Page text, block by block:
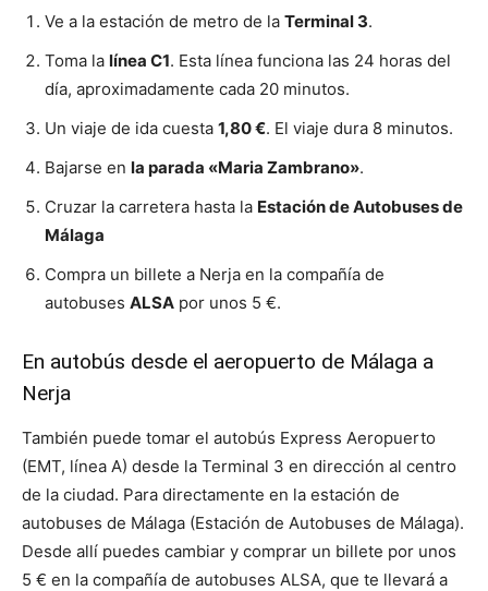
Ve a la estación de metro de la Terminal 3.
Toma la línea C1. Esta línea funciona las 24 horas del
día, aproximadamente cada 20 minutos.
Un viaje de ida cuesta 1,80 €. El viaje dura 8 minutos.
Bajarse en la parada «Maria Zambrano».
Cruzar la carretera hasta la Estación de Autobuses de
Málaga
Compra un billete a Nerja en la compañía de
autobuses ALSA por unos 5 €.
En autobús desde el aeropuerto de Málaga a
Nerja
También puede tomar el autobús Express Aeropuerto
(EMT, línea A) desde la Terminal 3 en dirección al centro
de la ciudad. Para directamente en la estación de
autobuses de Málaga (Estación de Autobuses de Málaga).
Desde allí puedes cambiar y comprar un billete por unos
5 € en la compañía de autobuses ALSA, que te llevará a